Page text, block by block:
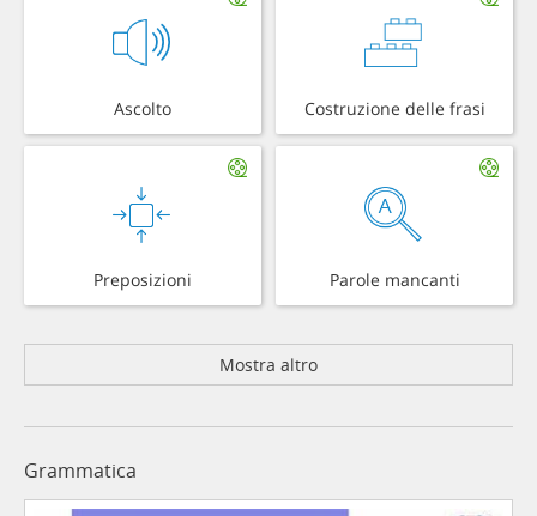
Ascolto Costruzione delle frasi
Preposizioni Parole mancanti
Mostra altro
Grammatica